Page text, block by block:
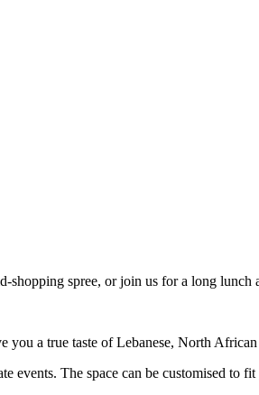
spree, or join us for a long lunch
a true taste of Lebanese, North
The space can be customised to